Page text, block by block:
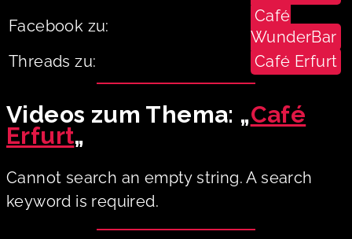
Facebook zu:
Café
WunderBar
Threads zu:
Café Erfurt
Videos zum Thema: „Café
Erfurt„
Cannot search an empty string. A search
keyword is required.